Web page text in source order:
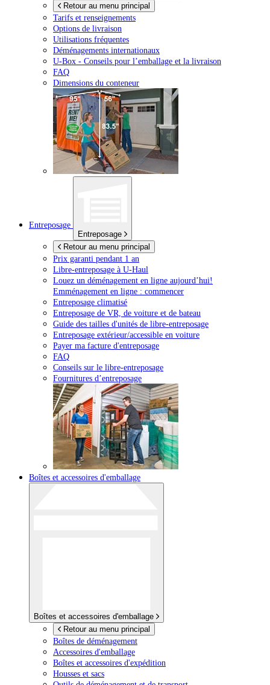
Retour au menu principal
Tarifs et renseignements
Options de livraison
Utilisations fréquentes
Déménagements internationaux
U-Box - Conseils pour l’emballage et la livraison
FAQ
Dimensions du conteneur
Entreposage
Entreposage
Retour au menu principal
Prix garanti pendant 1 an
Libre-entreposage à U-Haul
Louez un déménagement en ligne aujourd’hui!
Emménagement en ligne : commencer
Entreposage climatisé
Entreposage de VR, de voiture et de bateau
Guide des tailles d'unités de libre-entreposage
Entreposage extérieur/accessible en voiture
Payer ma facture d'entreposage
FAQ
Conseils sur le libre-entreposage
Fournitures d’entreposage
Boîtes et accessoires d'emballage
Boîtes et accessoires d'emballage
Retour au menu principal
Boîtes de déménagement
Accessoires d'emballage
Boîtes et accessoires d'expédition
Housses et sacs